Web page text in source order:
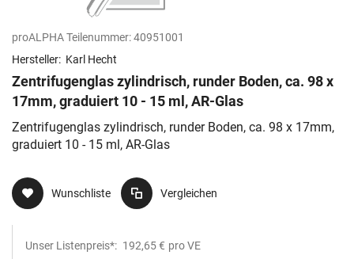
proALPHA Teilenummer:40951001
Hersteller: Karl Hecht
Zentrifugenglas zylindrisch, runder Boden, ca. 98 x
17mm, graduiert 10 - 15 ml, AR-Glas
Zentrifugenglas zylindrisch, runder Boden, ca. 98 x 17mm,
graduiert 10 - 15 ml, AR-Glas
Wunschliste Vergleichen
Unser Listenpreis*: 192,65 € pro VE